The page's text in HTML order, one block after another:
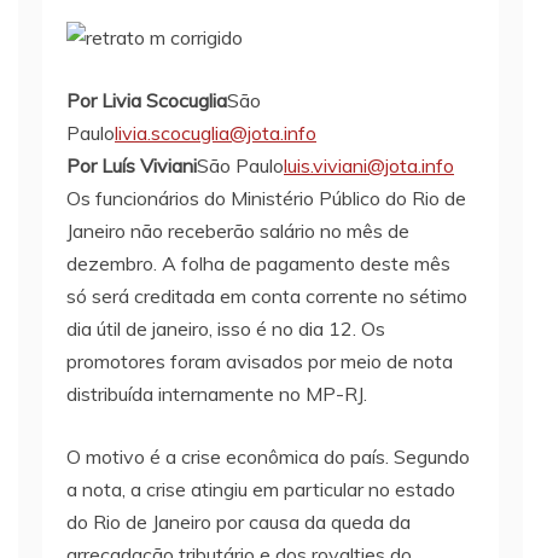
Por Livia ScocugliaSão
Paulolivia.scocuglia@jota.info
Por Luís VivianiSão Pauloluis.viviani@jota.info
Os funcionários do Ministério Público do Rio de
Janeiro não receberão salário no mês de
dezembro. A folha de pagamento deste mês
só será creditada em conta corrente no sétimo
dia útil de janeiro, isso é no dia 12. Os
promotores foram avisados por meio de nota
distribuída internamente no MP-RJ.
O motivo é a crise econômica do país. Segundo
a nota, a crise atingiu em particular no estado
do Rio de Janeiro por causa da queda da